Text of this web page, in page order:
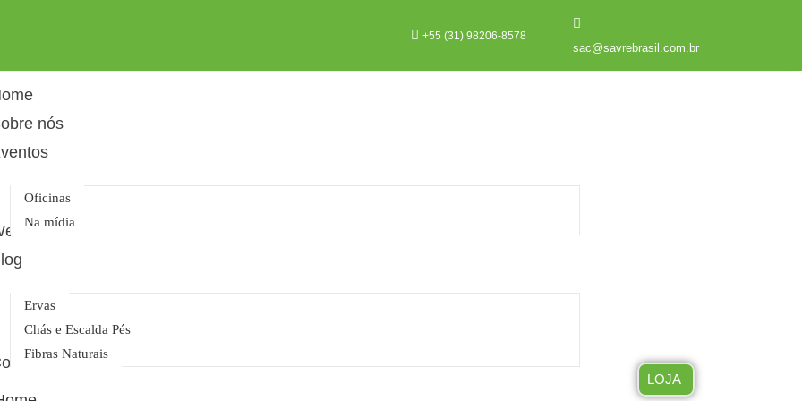
+55 (31) 98206-8578
sac@savrebrasil.com.br
nós
Oficinas
Na mídia
Ervas
Chás e Escalda Pés
Fibras Naturais
LOJA